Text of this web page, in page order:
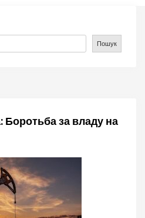
Пошук
Боротьба за владу на